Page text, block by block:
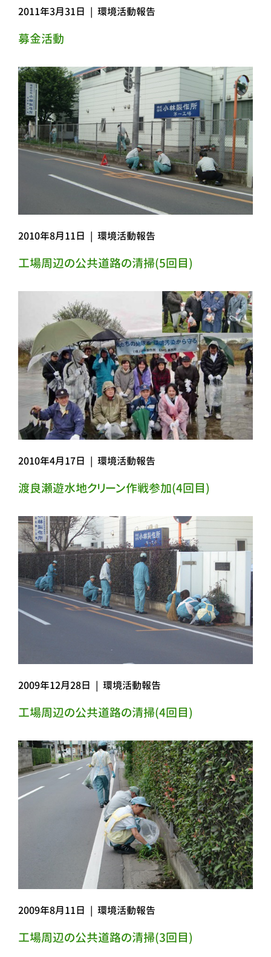
2011年3月31日 | 環境活動報告
募金活動
2010年8月11日 | 環境活動報告
工場周辺の公共道路の清掃(5回目)
2010年4月17日 | 環境活動報告
渡良瀬遊水地クリーン作戦参加(4回目)
2009年12月28日 | 環境活動報告
工場周辺の公共道路の清掃(4回目)
2009年8月11日 | 環境活動報告
工場周辺の公共道路の清掃(3回目)